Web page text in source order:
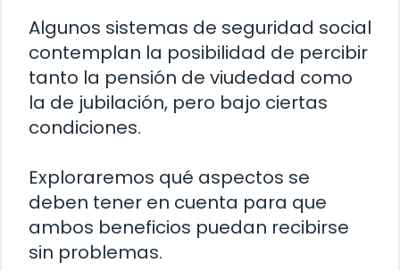
Algunos sistemas de seguridad social
contemplan la posibilidad de percibir
tanto la pensión de viudedad como
la de jubilación, pero bajo ciertas
condiciones.
Exploraremos qué aspectos se
deben tener en cuenta para que
ambos beneficios puedan recibirse
sin problemas.